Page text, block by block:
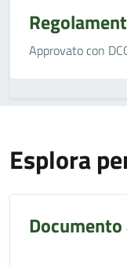
Approvato con
Esplora